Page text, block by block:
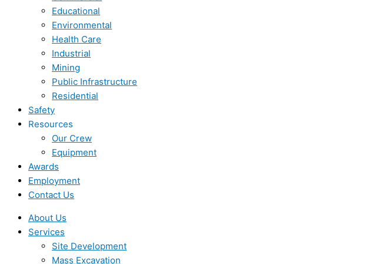
Educational
Environmental
Health Care
Industrial
Mining
Public Infrastructure
Residential
Safety
Resources
Our Crew
Equipment
Awards
Employment
Contact Us
About Us
Services
Site Development
Mass Excavation